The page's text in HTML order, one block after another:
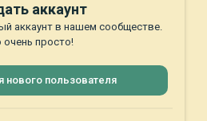
аккаунт
аккаунт в нашем сообществе.
очень просто!
нового пользователя